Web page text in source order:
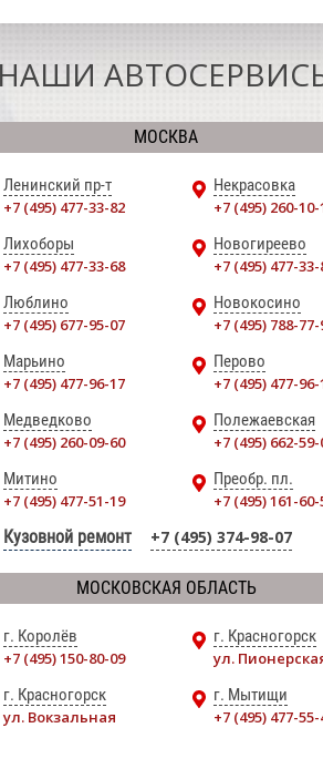
НАШИ
МОСКВА
Ленинский пр-т
+7 (495) 477-33-82
Некрасовка
+7 (495) 260-10-
Лихоборы
+7 (495) 477-33-68
Новогиреево
+7 (495) 477-33-
Люблино
+7 (495) 677-95-07
Новокосино
+7 (495) 788-77-
Марьино
+7 (495) 477-96-17
Перово
+7 (495) 477-96-
Медведково
+7 (495) 260-09-60
Полежаевская
+7 (495) 662-59-
Митино
+7 (495) 477-51-19
Преобр. пл.
+7 (495) 161-60-
Кузовной ремонт +7 (495) 374-98-07
МОСКОВСКАЯ ОБЛАСТЬ
г. Королёв
+7 (495) 150-80-09
г. Красногорск
ул.
г. Красногорск
ул. Вокзальная
г. Мытищи
+7 (495) 477-55-